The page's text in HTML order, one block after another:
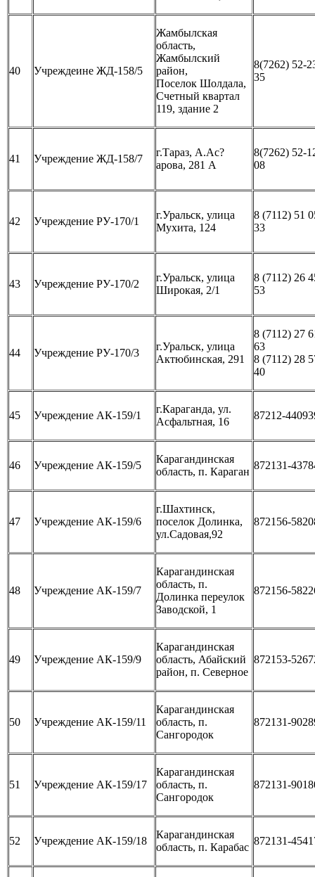
40 Учреждеине ЖД-158/5
Жамбылская
область,
Жамбылский
район,
Поселок Шолдала,
Счетный квартал
119, здание 2
8(7262) 52-
35
41 Учреждение ЖД-158/7
г.Тараз, А.Ас?
арова, 281 А
8(7262) 52-
08
42 Учреждение РУ-170/1
г.Уральск, улица
Мухита, 124
8 (7112) 51
33
43 Учреждение РУ-170/2
г.Уральск, улица
Широкая, 2/1
8 (7112) 26
53
44 Учреждение РУ-170/3
г.Уральск, улица
Актюбинская, 291
8 (7112) 27
63
8 (7112) 28
40
45 Учреждение АК-159/1
г.Караганда, ул.
Асфальтная, 16
87212-
46 Учреждение АК-159/5
Карагандинская
область, п. Караган
872131-
47 Учреждение АК-159/6
г.Шахтинск,
поселок Долинка,
ул.Садовая,92
872156-
48 Учреждение АК-159/7
Карагандинская
область, п.
Долинка переулок
Заводской, 1
872156-
49 Учреждение АК-159/9
Карагандинская
область, Абайский
район, п. Северное
872153-
50 Учреждение АК-159/11
Карагандинская
область, п.
Сангородок
872131-
51 Учреждение АК-159/17
Карагандинская
область, п.
Сангородок
872131-
52 Учреждение АК-159/18
Карагандинская
область, п. Карабас
872131-